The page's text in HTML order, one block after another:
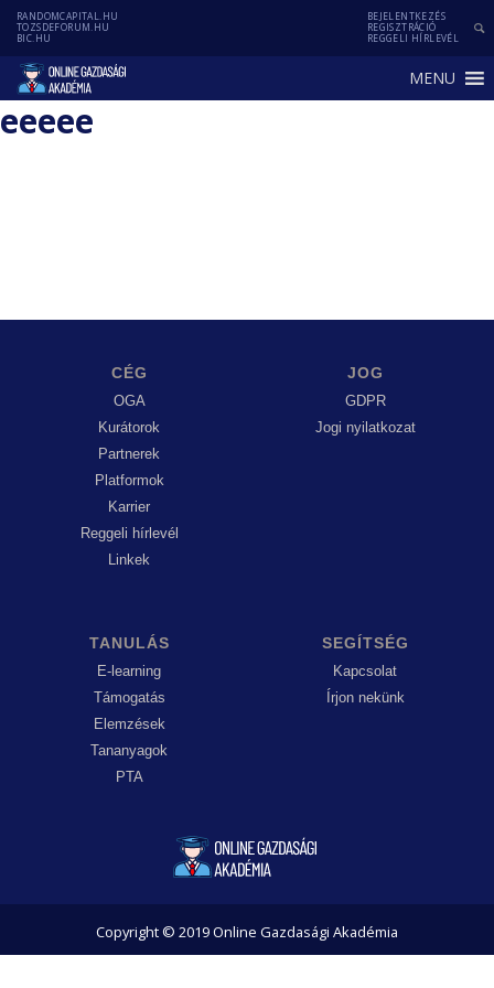
RANDOMCAPITAL.HU
TOZSDEFORUM.HU
BIC.HU
BEJELENTKEZÉS
REGISZTRÁCIÓ
REGGELI HÍRLEVÉL
MENU
eeeee
CÉG
OGA
Kurátorok
Partnerek
Platformok
Karrier
Reggeli hírlevél
Linkek
JOG
GDPR
Jogi nyilatkozat
TANULÁS
E-learning
Támogatás
Elemzések
Tananyagok
PTA
SEGÍTSÉG
Kapcsolat
Írjon nekünk
Copyright © 2019 Online Gazdasági Akadémia